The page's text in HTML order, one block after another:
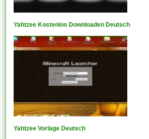
Yahtzee Kostenlos Downloaden Deutsch
Yahtzee Vorlage Deutsch